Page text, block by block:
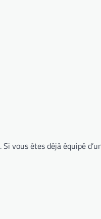
. Si vous êtes déjà équipé